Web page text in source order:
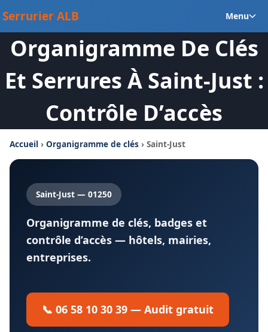
au
contenu
Serrurier ALB Menu
Organigramme De Clés
Et Serrures À Saint-Just :
Contrôle D’accès
Accueil › Organigramme de clés › Saint-Just
Saint-Just — 01250
Organigramme de clés, badges et
contrôle d’accès — hôtels, mairies,
entreprises.
📞 06 58 10 30 39 — Audit gratuit